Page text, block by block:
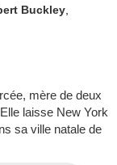
Buckley
mère de deux
laisse New York
sa ville natale de